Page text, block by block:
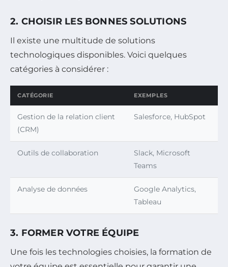
2. CHOISIR LES BONNES SOLUTIONS
Il existe une multitude de solutions
technologiques disponibles. Voici quelques
catégories à considérer :
CATÉGORIE EXEMPLES
Gestion de la relation client
(CRM)
Salesforce, HubSpot
Outils de collaboration
Slack, Microsoft
Teams
Analyse de données
Google Analytics,
Tableau
3. FORMER VOTRE ÉQUIPE
Une fois les technologies choisies, la formation de